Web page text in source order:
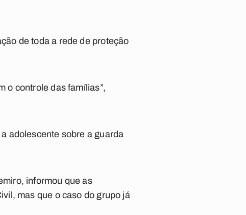
de toda a rede de proteção
o controle das famílias”,
adolescente sobre a guarda
informou que as
mas que o caso do grupo já